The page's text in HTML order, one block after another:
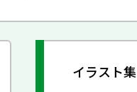
イラスト集